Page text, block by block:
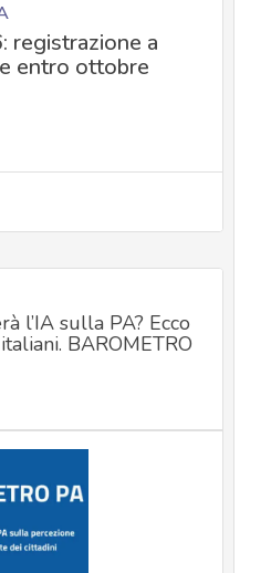
registrazione a
entro ottobre
l’IA sulla PA? Ecco
BAROMETRO